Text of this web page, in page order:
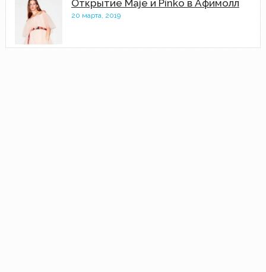
Открытие Maje и Pinko в Афимолл
20 марта, 2019